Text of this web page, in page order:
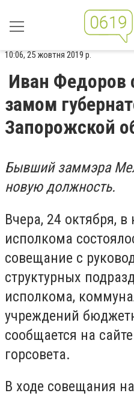
10:06, 25 жовтня 2019 р.
Иван Федоров
замом
Запорожской
Бывший заммэра
новую должность.
Вчера, 24 октября,
исполкома
совещание с
структурных
исполкома,
учреждений
сообщается на
горсовета.
В ходе совещания